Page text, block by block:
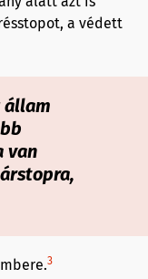
a védett
állam
van
3